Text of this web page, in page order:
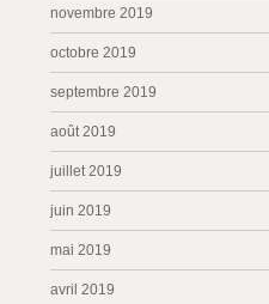
novembre 2019
octobre 2019
septembre 2019
août 2019
juillet 2019
juin 2019
mai 2019
avril 2019